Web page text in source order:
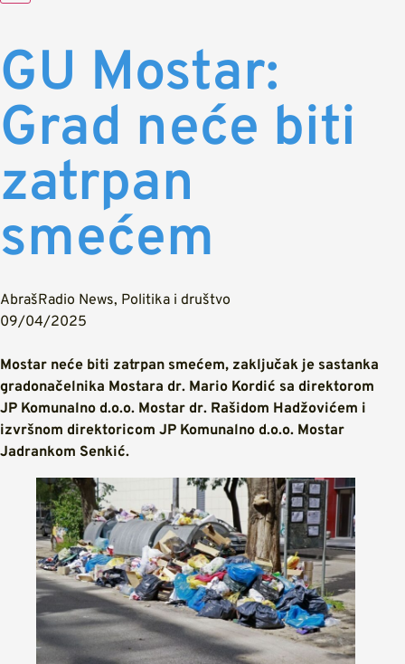
GU Mostar:
Grad neće biti
zatrpan
smećem
AbrašRadio News, Politika i društvo
09/04/2025
Mostar neće biti zatrpan smećem, zaključak je sastanka
gradonačelnika Mostara dr. Mario Kordić sa direktorom
JP Komunalno d.o.o. Mostar dr. Rašidom Hadžovićem i
izvršnom direktoricom JP Komunalno d.o.o. Mostar
Jadrankom Senkić.